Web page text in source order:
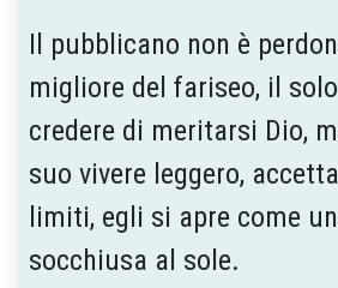
Il pubblicano non è
migliore del fariseo, il
credere di meritarsi Dio,
suo vivere leggero,
limiti, egli si apre come
socchiusa al sole.